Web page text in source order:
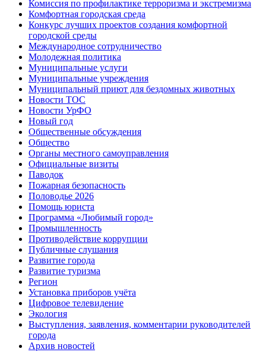
Комиссия по профилактике терроризма и экстремизма
Комфортная городская среда
Конкурс лучших проектов создания комфортной
городской среды
Международное сотрудничество
Молодежная политика
Муниципальные услуги
Муниципальные учреждения
Муниципальный приют для бездомных животных
Новости ТОС
Новости УрФО
Новый год
Общественные обсуждения
Общество
Органы местного самоуправления
Официальные визиты
Паводок
Пожарная безопасность
Половодье 2026
Помощь юриста
Программа «Любимый город»
Промышленность
Противодействие коррупции
Публичные слушания
Развитие города
Развитие туризма
Регион
Установка приборов учёта
Цифровое телевидение
Экология
Выступления, заявления, комментарии руководителей
города
Архив новостей